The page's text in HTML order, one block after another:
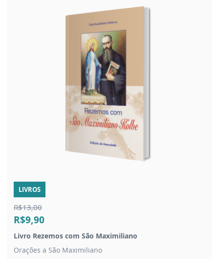
LIVROS
R$13,00
R$9,90
Livro Rezemos com São Maximiliano
Orações a São Maximiliano